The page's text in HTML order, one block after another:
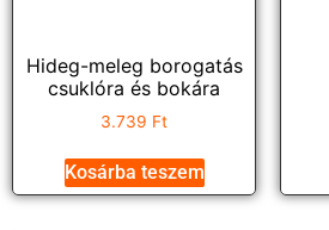
Hideg-meleg borogatás
csuklóra és bokára
3.739 Ft
Kosárba teszem